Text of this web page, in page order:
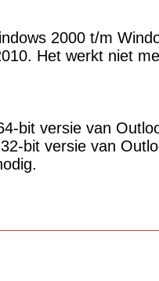
2000 t/m
Het werkt niet
bit versie van
bit versie van